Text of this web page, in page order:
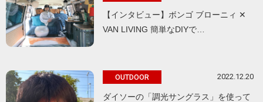
【インタビュー】ボンゴ ブローニィ ✕
VAN LIVING 簡単なDIYで…
OUTDOOR 2022.12.20
ダイソーの「調光サングラス」を使って